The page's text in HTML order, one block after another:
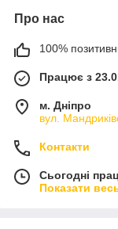
Про нас
100%
Працює з
м. Дніпро
вул.
Контакти
Сьогодні
Показати